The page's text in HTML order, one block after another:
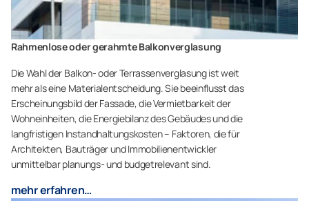
Rahmenlose oder gerahmte Balkonverglasung
Die Wahl der Balkon- oder Terrassenverglasung ist weit
mehr als eine Materialentscheidung. Sie beeinflusst das
Erscheinungsbild der Fassade, die Vermietbarkeit der
Wohneinheiten, die Energiebilanz des Gebäudes und die
langfristigen Instandhaltungskosten – Faktoren, die für
Architekten, Bauträger und Immobilienentwickler
unmittelbar planungs- und budgetrelevant sind.
mehr erfahren…